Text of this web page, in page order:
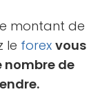
montant de
le forex vous
nombre de